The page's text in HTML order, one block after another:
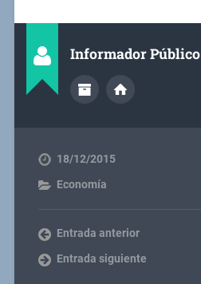
Informador Público
18/12/2015
Economía
Entrada anterior
Entrada siguiente